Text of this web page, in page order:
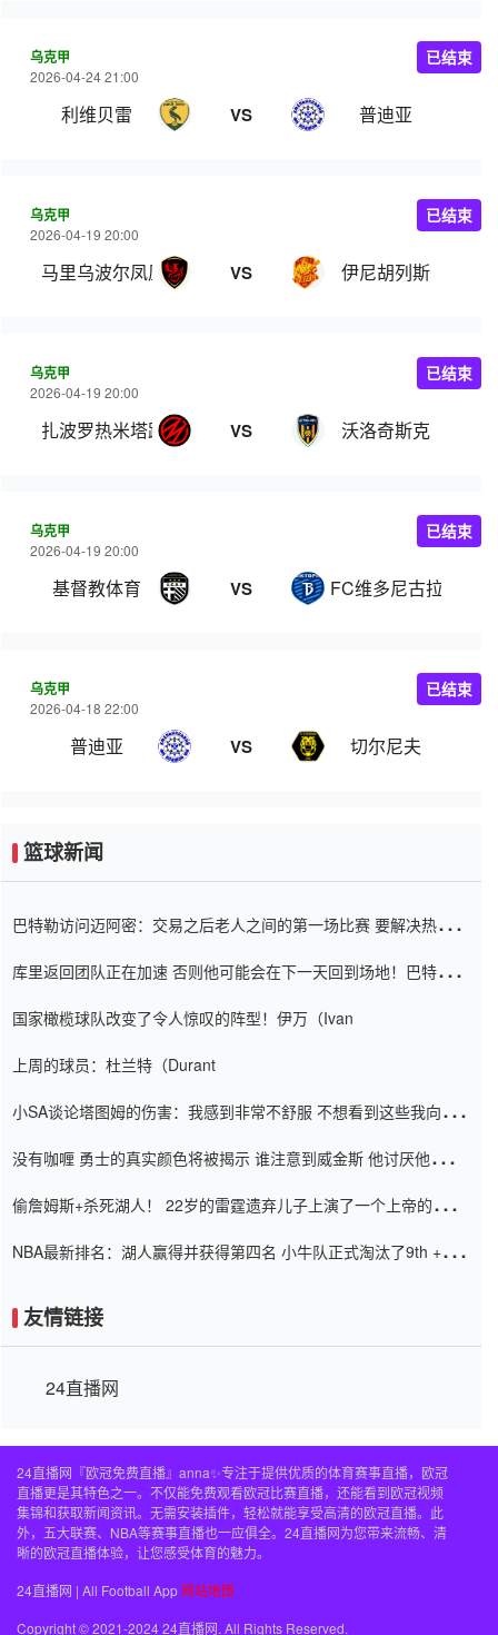
乌克甲
2026-04-24 21:00
利维贝雷 VS 普迪亚
已结束
乌克甲
2026-04-19 20:00
马里乌波尔凤凰 VS 伊尼胡列斯
已结束
乌克甲
2026-04-19 20:00
扎波罗热米塔路 VS 沃洛奇斯克
已结束
乌克甲
2026-04-19 20:00
基督教体育 VS FC维多尼古拉耶夫卡
已结束
乌克甲
2026-04-18 22:00
普迪亚 VS 切尔尼夫
已结束
篮球新闻
巴特勒访问迈阿密：交易之后老人之间的第一场比赛 要解决热情的
库里返回团队正在加速 否则他可能会在下一天回到场地！巴特勒迈
国家橄榄球队改变了令人惊叹的阵型！伊万（Ivan
上周的球员：杜兰特（Durant
小SA谈论塔图姆的伤害：我感到非常不舒服 不想看到这些我向他
没有咖喱 勇士的真实颜色将被揭示 谁注意到威金斯 他讨厌他的老
偷詹姆斯+杀死湖人！ 22岁的雷霆遗弃儿子上演了一个上帝的剧
NBA最新排名：湖人赢得并获得第四名 小牛队正式淘汰了9th + 76
友情链接
24直播网
24直播网『欧冠免费直播』anna✨专注于提供优质的体育赛事直播，欧冠
直播更是其特色之一。不仅能免费观看欧冠比赛直播，还能看到欧冠视频
集锦和获取新闻资讯。无需安装插件，轻松就能享受高清的欧冠直播。此
外，五大联赛、NBA等赛事直播也一应俱全。24直播网为您带来流畅、清
晰的欧冠直播体验，让您感受体育的魅力。
24直播网 | All Football App 网站地图
Copyright © 2021-2024 24直播网. All Rights Reserved.